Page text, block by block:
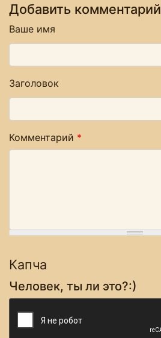
Добавить комментарий
Ваше имя
Заголовок
Комментарий *
Капча
Человек, ты ли это?:)